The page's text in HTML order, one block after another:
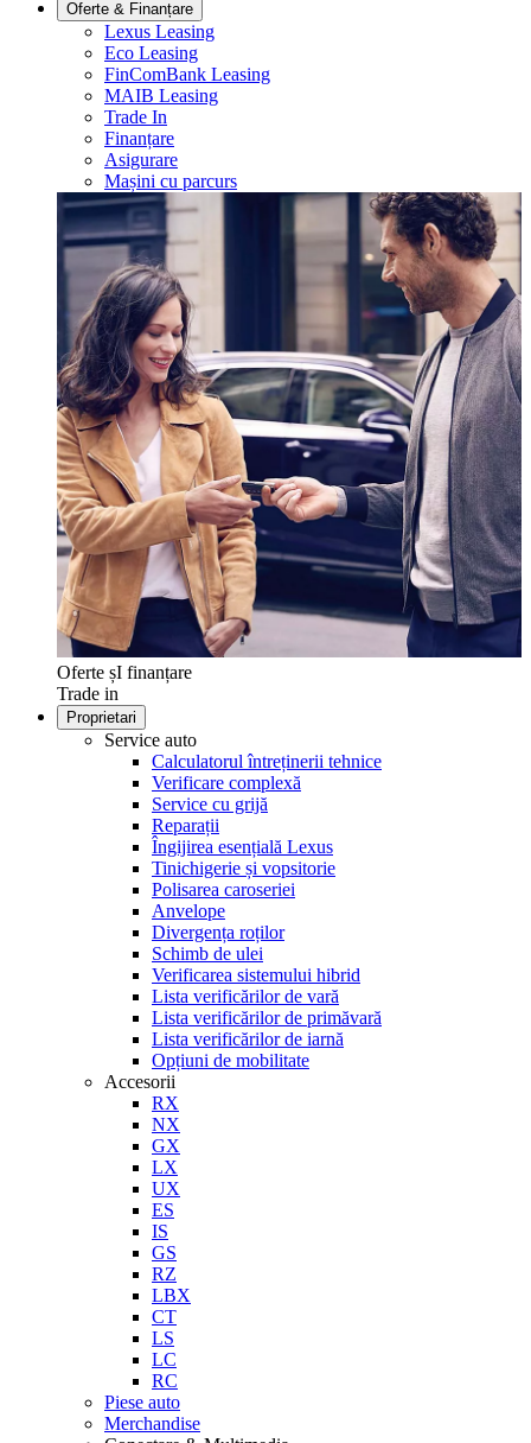
Oferte & Finanțare
Lexus Leasing
Eco Leasing
FinComBank Leasing
MAIB Leasing
Trade In
Finanțare
Asigurare
Mașini cu parcurs
Oferte șI finanțare
Trade in
Proprietari
Service auto
Calculatorul întreținerii tehnice
Verificare complexă
Service cu grijă
Reparații
Îngijirea esențială Lexus
Tinichigerie și vopsitorie
Polisarea caroseriei
Anvelope
Divergența roților
Schimb de ulei
Verificarea sistemului hibrid
Lista verificărilor de vară
Lista verificărilor de primăvară
Lista verificărilor de iarnă
Opțiuni de mobilitate
Accesorii
RX
NX
GX
LX
UX
ES
IS
GS
RZ
LBX
CT
LS
LC
RC
Piese auto
Merchandise